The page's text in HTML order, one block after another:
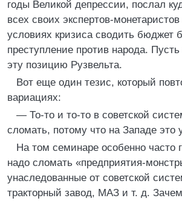
годы Великой депрессии, послал
всех своих экспертов-
условиях кризиса сводить
преступление против народа.
эту позицию Рузвельта.
Вот еще один тезис, который
вариациях:
— То-то и то-то в советской
сломать, потому что на Западе это
На том семинаре особенно часто
надо сломать «предприятия-
унаследованные от советской
тракторный завод, МАЗ и т. д.